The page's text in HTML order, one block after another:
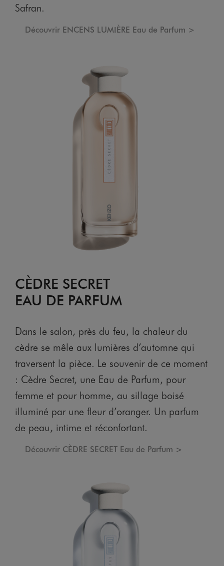
Safran.
Découvrir ENCENS LUMIÈRE Eau de Parfum >
CÈDRE SECRET
EAU DE PARFUM
Dans le salon, près du feu, la chaleur du
cèdre se mêle aux lumières d’automne qui
traversent la pièce. Le souvenir de ce moment
: Cèdre Secret, une Eau de Parfum, pour
femme et pour homme, au sillage boisé
illuminé par une fleur d’oranger. Un parfum
de peau, intime et réconfortant.
Découvrir CÈDRE SECRET Eau de Parfum >